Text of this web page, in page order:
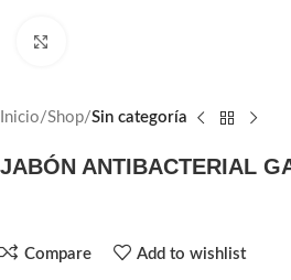
Inicio Shop Sin categoría
JABÓN ANTIBACTERIAL
Compare Add to wishlist